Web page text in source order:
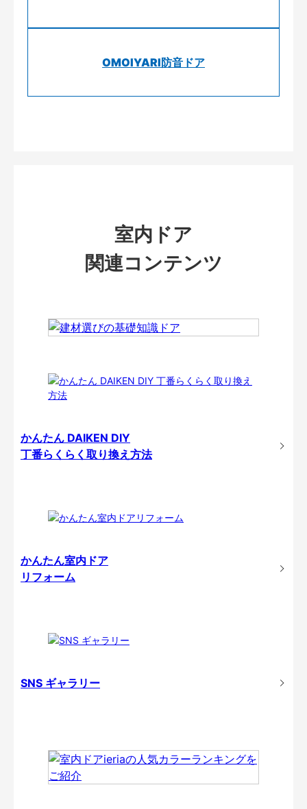
OMOIYARI防音ドア
室内ドア
関連コンテンツ
かんたん DAIKEN DIY
丁番らくらく取り換え方法
かんたん室内ドア
リフォーム
SNS ギャラリー